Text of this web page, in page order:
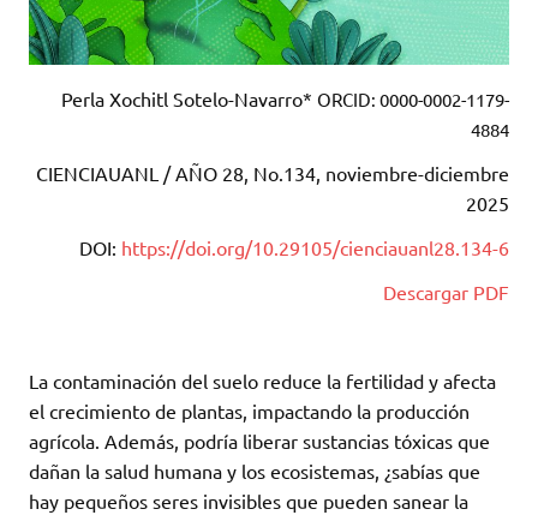
Perla Xochitl Sotelo-Navarro* ORCID: 0000-0002-1179-
4884
CIENCIAUANL / AÑO 28, No.134, noviembre-diciembre
2025
DOI: https://doi.org/10.29105/cienciauanl28.134-6
Descargar PDF
La contaminación del suelo reduce la fertilidad y afecta
el crecimiento de plantas, impactando la producción
agrícola. Además, podría liberar sustancias tóxicas que
dañan la salud humana y los ecosistemas, ¿sabías que
hay pequeños seres invisibles que pueden sanear la